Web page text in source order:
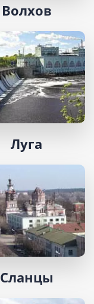
Волхов
Луга
Сланцы